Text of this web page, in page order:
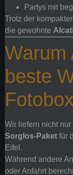
Partys mit
Trotz der
die gewohnte
Warum
beste
Wir liefern nicht
Sorglos-Paket für
Eifel.
Während andere
oder Anfahrt